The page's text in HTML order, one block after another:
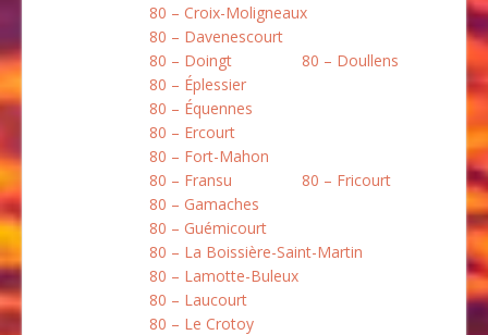
80 – Croix-Moligneaux
80 – Davenescourt
80 – Doingt
80 – Doullens
80 – Éplessier
80 – Équennes
80 – Ercourt
80 – Fort-Mahon
80 – Fransu
80 – Fricourt
80 – Gamaches
80 – Guémicourt
80 – La Boissière-Saint-Martin
80 – Lamotte-Buleux
80 – Laucourt
80 – Le Crotoy